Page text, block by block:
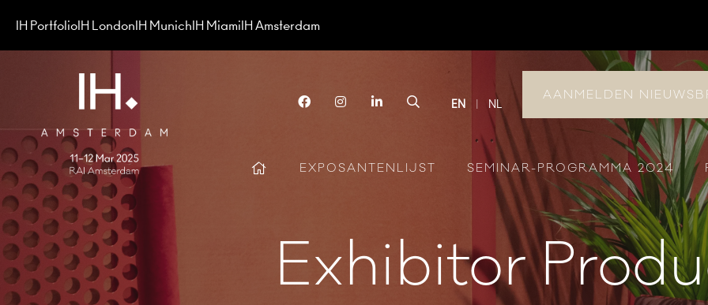
IH PortfolioIH LondonIH MunichIH MiamiIH Amsterdam
FacebookInstagramLinkedIn Search
EN NL
AANMELDEN
EXPOSANTENLIJST SEMINAR-PROGRAMMA 2024
Exhibitor